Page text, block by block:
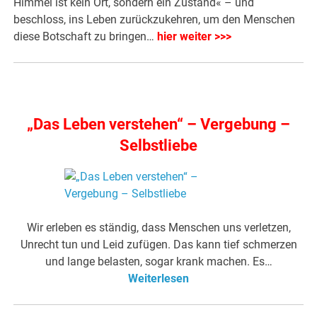
beschloss, ins Leben zurückzukehren, um den Menschen
diese Botschaft zu bringen… hier weiter >>>
„Das Leben verstehen“ – Vergebung –
Selbstliebe
Wir erleben es ständig, dass Menschen uns verletzen,
Unrecht tun und Leid zufügen. Das kann tief schmerzen
und lange belasten, sogar krank machen. Es…
Weiterlesen